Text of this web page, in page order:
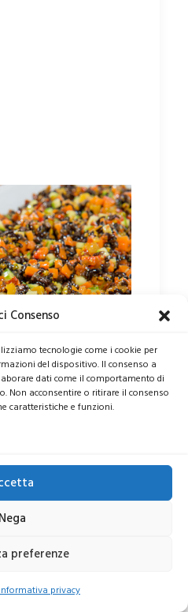
Consenso
tecnologie come i cookie per
del dispositivo. Il consenso a
dati come il comportamento di
Non acconsentire o ritirare il consenso
caratteristiche e funzioni.
Nega
preferenze
privacy
piatti
le tradizioni,
e creandone di